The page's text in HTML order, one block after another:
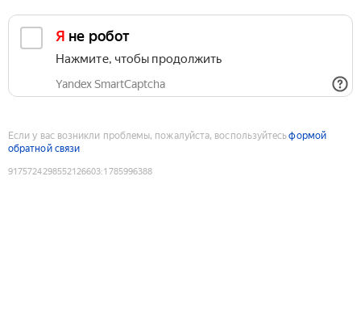
Я не робот
Нажмите, чтобы продолжить
Yandex SmartCaptcha
Если у вас возникли проблемы, пожалуйста, воспользуйтесьформой
обратной связи
9175724298552126603:1785996388